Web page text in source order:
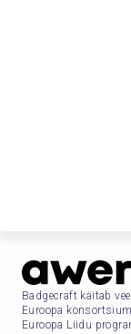
Badgecraft käitab
Euroopa
Euroopa Liidu